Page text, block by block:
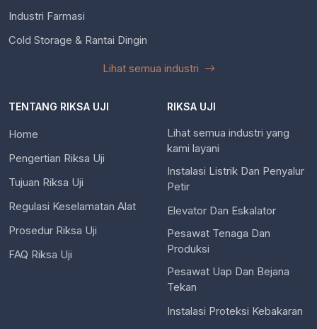
Industri Farmasi
Cold Storage & Rantai Dingin
Lihat semua industri
TENTANG RIKSA UJI
Home
Pengertian Riksa Uji
Tujuan Riksa Uji
Regulasi Keselamatan Alat
Prosedur Riksa Uji
FAQ Riksa Uji
RIKSA UJI
Lihat semua industri yang
kami layani
Instalasi Listrik Dan Penyalur
Petir
Elevator Dan Eskalator
Pesawat Tenaga Dan
Produksi
Pesawat Uap Dan Bejana
Tekan
Instalasi Proteksi Kebakaran